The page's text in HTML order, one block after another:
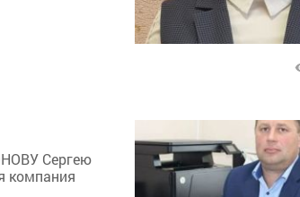
Сергею
компания